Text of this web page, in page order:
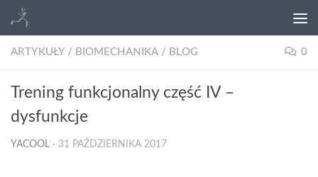
ARTYKUŁY / BIOMECHANIKA / BLOG 0
Trening funkcjonalny część IV –
dysfunkcje
YACOOL · 31 PAŹDZIERNIKA 2017